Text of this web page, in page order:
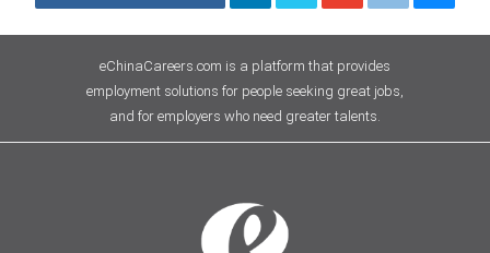
eChinaCareers.com is a platform that provides
employment solutions for people seeking great jobs,
and for employers who need greater talents.